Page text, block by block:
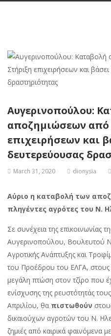
Αυγερινοπούλου:
αποζημιώσεων από
επιχειρήσεων και
δευτερεύουσας
March 31, 2020 dionysia
Αύριο η καταβολή των
πληγέντες αγρότες του Ν.
Σε συνέχεια της επικοινωνίας
Αυγερινοπούλου, Βουλευτού
Αγροτικής Ανάπτυξης και
του Προέδρου του ΕΛΓΑ, στους
μεγάλη πτώση στον τζίρο που
ενίσχυσης της ρευστότητάς
Απριλίου, θα πιστωθούν
δικαιούχων αγροτών του Ν.
ζημιές από καιρικά φαινόμενα